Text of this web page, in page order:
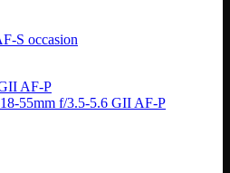
S occasion